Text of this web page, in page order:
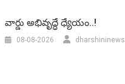
వార్డు అభివృద్ధే ధ్యేయం..!
08-08-2026 dharshininews